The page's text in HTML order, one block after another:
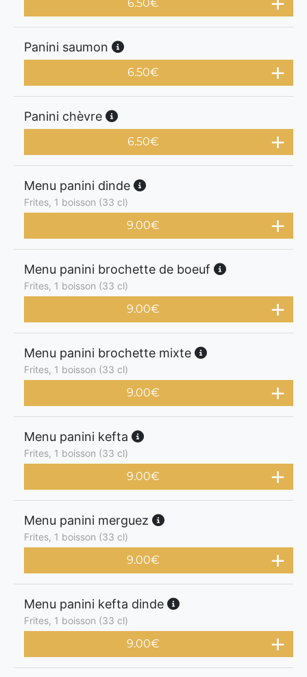
6.50€
Panini saumon
6.50€
Panini chèvre
6.50€
Menu panini dinde
Frites, 1 boisson (33 cl)
9.00€
Menu panini brochette de boeuf
Frites, 1 boisson (33 cl)
9.00€
Menu panini brochette mixte
Frites, 1 boisson (33 cl)
9.00€
Menu panini kefta
Frites, 1 boisson (33 cl)
9.00€
Menu panini merguez
Frites, 1 boisson (33 cl)
9.00€
Menu panini kefta dinde
Frites, 1 boisson (33 cl)
9.00€